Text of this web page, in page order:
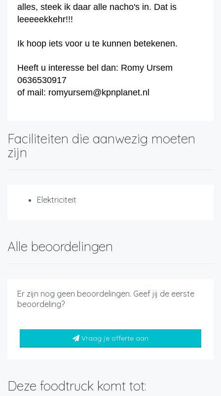
alles, steek ik daar alle nacho's in. Dat is
leeeeekkehr!!!
Ik hoop iets voor u te kunnen betekenen.
Heeft u interesse bel dan: Romy Ursem
0636530917
of mail: romyursem@kpnplanet.nl
Faciliteiten die aanwezig moeten
zijn
Elektriciteit
Alle beoordelingen
Er zijn nog geen beoordelingen. Geef jij de eerste
beoordeling?
Vraag je offerte aan
Deze foodtruck komt tot: